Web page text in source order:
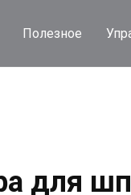
Полезное
для